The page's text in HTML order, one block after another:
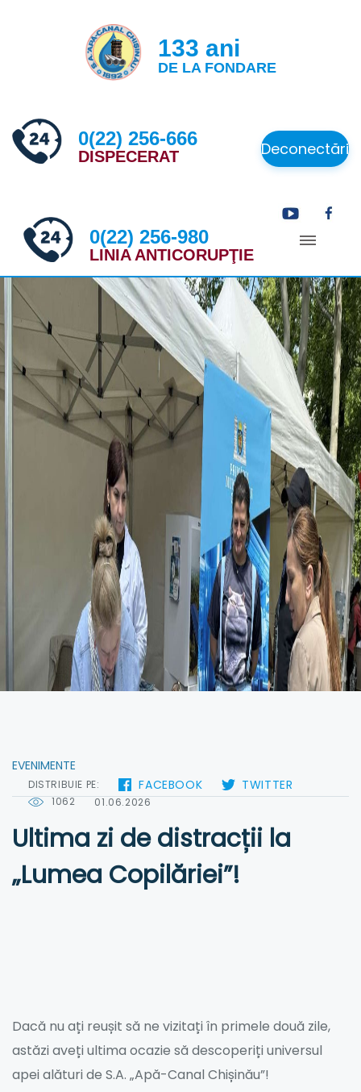
133 ani
DE LA FONDARE
0(22) 256-666
DISPECERAT Deconectări
0(22) 256-980
LINIA ANTICORUPŢIE
EVENIMENTE
DISTRIBUIE PE: FACEBOOK TWITTER
1062 01.06.2026
Ultima zi de distracții la
„Lumea Copilăriei”!
Dacă nu ați reușit să ne vizitați în primele două zile,
astăzi aveți ultima ocazie să descoperiți universul
apei alături de S.A. „Apă-Canal Chișinău”!